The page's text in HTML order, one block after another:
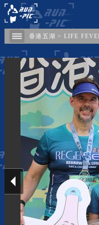
香港五湖 > LIFE